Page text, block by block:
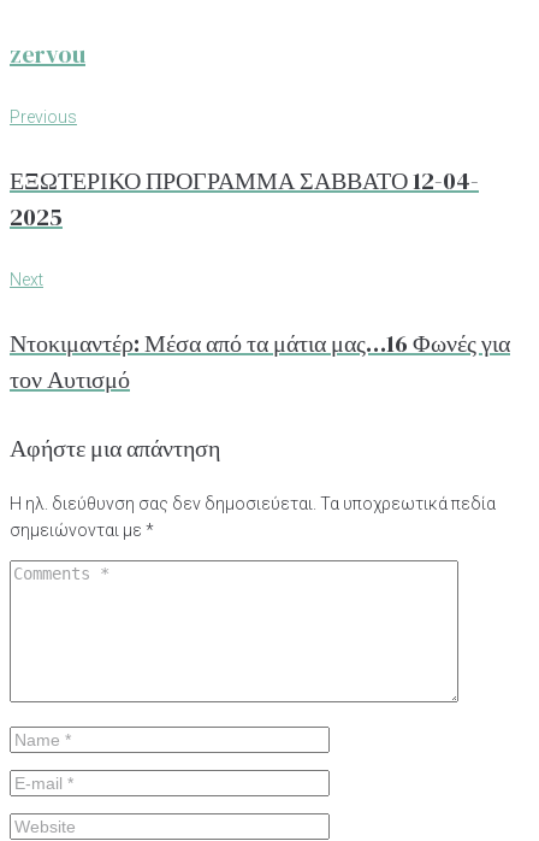
zervou
Πλοήγηση
Previous
Previous
ΕΞΩΤΕΡΙΚΟ ΠΡΟΓΡΑΜΜΑ ΣΑΒΒΑΤΟ 12-04-
2025
Next
Next
Ντοκιμαντέρ: Μέσα από τα μάτια μας…16 Φωνές για
τον Αυτισμό
Αφήστε μια απάντηση
Η ηλ. διεύθυνση σας δεν δημοσιεύεται. Τα υποχρεωτικά πεδία
σημειώνονται με *